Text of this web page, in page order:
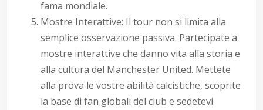
fama mondiale.
Mostre Interattive: Il tour non si limita alla
semplice osservazione passiva. Partecipate a
mostre interattive che danno vita alla storia e
alla cultura del Manchester United. Mettete
alla prova le vostre abilità calcistiche, scoprite
la base di fan globali del club e sedetevi